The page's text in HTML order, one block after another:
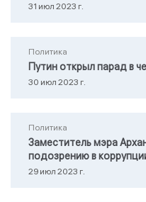
31 июл 2023 г.
Политика
Путин открыл парад в
30 июл 2023 г.
Политика
Заместитель мэра
подозрению в
29 июл 2023 г.